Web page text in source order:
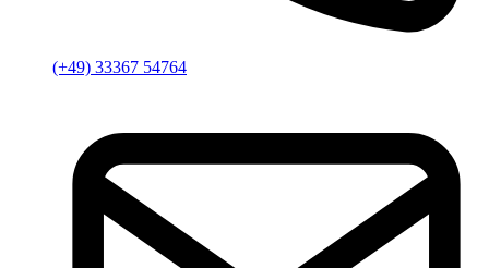
(+49) 33367 54764